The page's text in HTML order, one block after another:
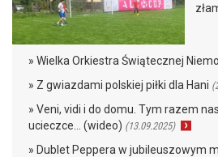
» Wielka Orkiestra Świątecznej
» Z gwiazdami polskiej piłki dla Hani
» Veni, vidi i do domu. Tym razem
ucieczce… (wideo) (13.09.2025)
» Dublet Peppera w jubileuszowym